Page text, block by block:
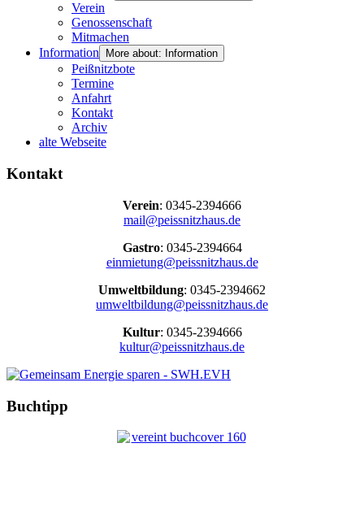
Verein
Genossenschaft
Mitmachen
Information
More about: Information
Peißnitzbote
Termine
Anfahrt
Kontakt
Archiv
alte Webseite
Kontakt
Verein: 0345-2394666
mail@peissnitzhaus.de
Gastro: 0345-2394664
einmietung@peissnitzhaus.de
Umweltbildung: 0345-2394662
umweltbildung@peissnitzhaus.de
Kultur: 0345-2394666
kultur@peissnitzhaus.de
Buchtipp